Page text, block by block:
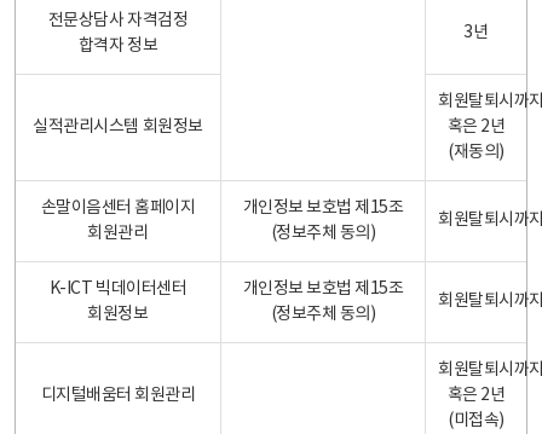
전문상담사 자격검정
합격자 정보
3년
실적관리시스템 회원정보
회원탈퇴시까
혹은 2년
(재동의)
손말이음센터 홈페이지
회원관리
개인정보 보호법 제15조
(정보주체 동의)
회원탈퇴시까
K-ICT 빅데이터센터
회원정보
개인정보 보호법 제15조
(정보주체 동의)
회원탈퇴시까
디지털배움터 회원관리
회원탈퇴시까
혹은 2년
(미접속)